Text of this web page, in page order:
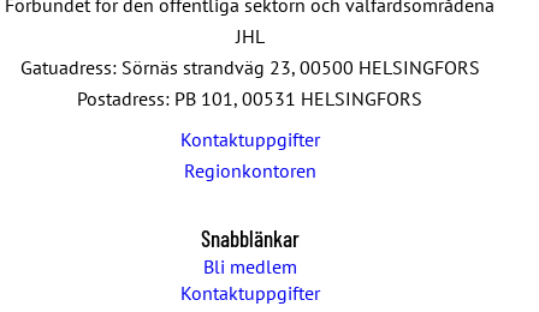
JHL
Gatuadress: Sörnäs strandväg 23, 00500 HELSINGFORS
Postadress: PB 101, 00531 HELSINGFORS
Kontaktuppgifter
Regionkontoren
Snabblänkar
Bli medlem
Kontaktuppgifter